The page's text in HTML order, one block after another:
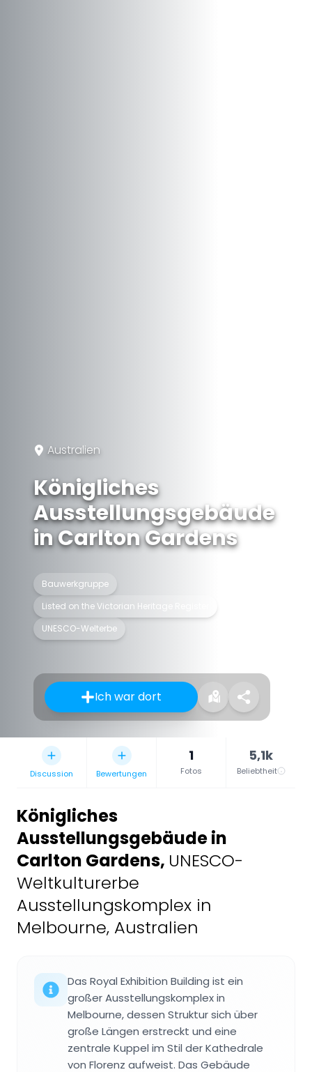
Australien
Königliches
Ausstellungsgebäude
in Carlton Gardens
Bauwerkgruppe
Listed on the Victorian Heritage Register
UNESCO-Welterbe
Ich war dort
Discussion Bewertungen
1
Fotos
5,1k
Beliebtheit
Königliches
Ausstellungsgebäude in
Carlton Gardens, UNESCO-
Weltkulturerbe
Ausstellungskomplex in
Melbourne, Australien
Das Royal Exhibition Building ist ein
großer Ausstellungskomplex in
Melbourne, dessen Struktur sich über
große Längen erstreckt und eine
zentrale Kuppel im Stil der Kathedrale
von Florenz aufweist. Das Gebäude